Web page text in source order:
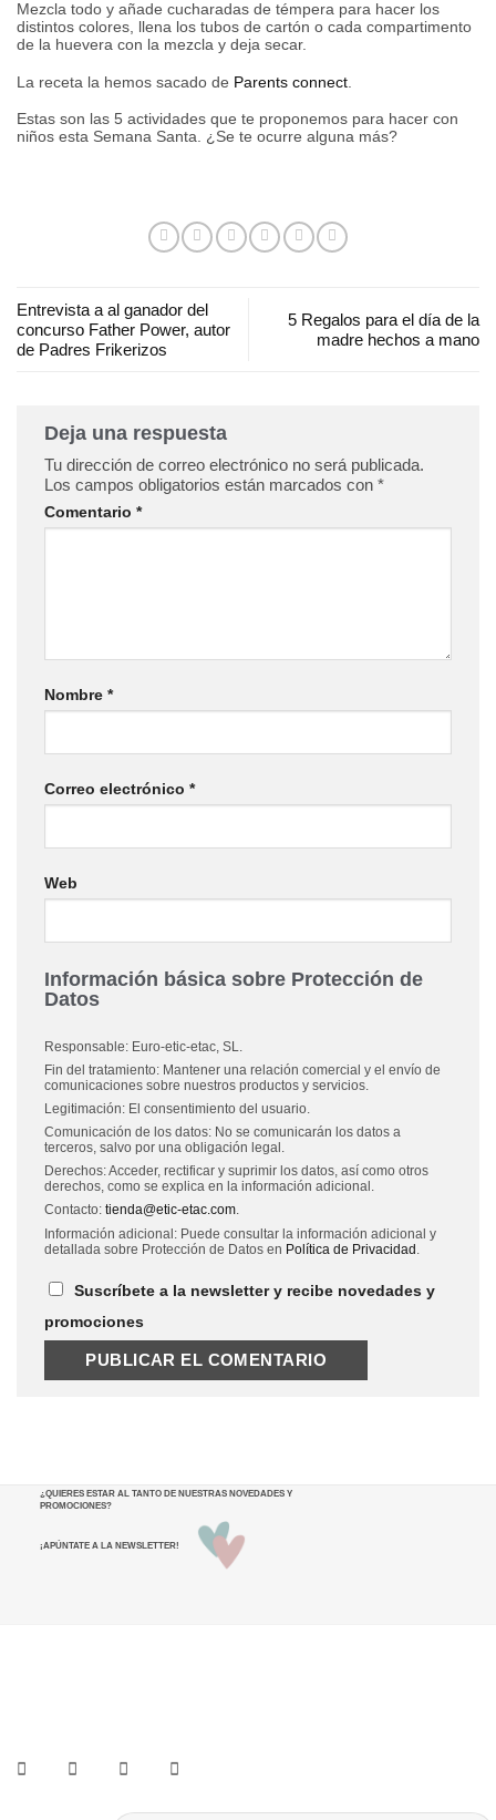
Mezcla todo y añade cucharadas de témpera para hacer los
distintos colores, llena los tubos de cartón o cada compartimento
de la huevera con la mezcla y deja secar.
La receta la hemos sacado de Parents connect
Estas son las 5 actividades que te proponemos para hacer con
niños esta Semana Santa. ¿Se te ocurre alguna más?
Entrevista a al ganador del
concurso Father Power, autor
de Padres Frikerizos
5 Regalos para el día de la
madre hechos a mano
Deja una respuesta
Tu dirección de correo electrónico no será publicada.
Los campos obligatorios están marcados con *
Comentario *
Nombre *
Correo electrónico *
Web
Información básica sobre Protección de
Datos
Responsable: Euro-etic-etac, SL.
Fin del tratamiento: Mantener una relación comercial y el envío de
comunicaciones sobre nuestros productos y servicios.
Legitimación: El consentimiento del usuario.
Comunicación de los datos: No se comunicarán los datos a
terceros, salvo por una obligación legal.
Derechos: Acceder, rectificar y suprimir los datos, así como otros
derechos, como se explica en la información adicional.
Contacto: tienda@etic-etac.com.
Información adicional: Puede consultar la información adicional y
detallada sobre Protección de Datos en Política de Privacidad
Suscríbete a la newsletter y recibe novedades y
promociones
¿QUIERES ESTAR AL TANTO DE NUESTRAS NOVEDADES Y
PROMOCIONES?
¡APÚNTATE A LA NEWSLETTER!